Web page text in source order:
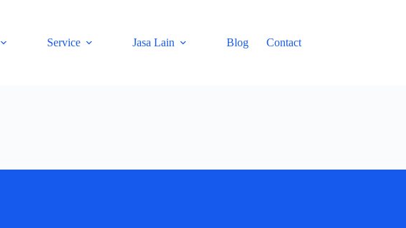
Service Jasa Lain Blog Contact